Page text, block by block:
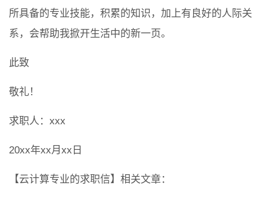
所具备的专业技能，积累的知识，加上有良好的人际关
系，会帮助我掀开生活中的新一页。
此致
敬礼！
求职人：xxx
20xx年xx月xx日
【云计算专业的求职信】相关文章：